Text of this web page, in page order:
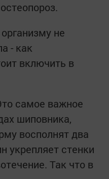
не
- как
включить в
самое важное
шиповника,
восполнят два
укрепляет стенки
Так что в